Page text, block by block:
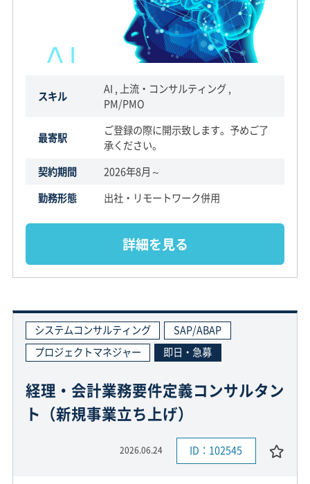
スキル
AI , 上流・コンサルティング ,
PM/PMO
最寄駅
ご登録の際に開示致します。予めご了
承ください。
契約期間
2026年8月～
勤務形態
出社・リモートワーク併用
詳細を見る
システムコンサルティング
SAP/ABAP
プロジェクトマネジャー
即日・急募
経理・会計業務要件定義コンサルタン
ト（新規事業立ち上げ）
2026.06.24 ID：102545